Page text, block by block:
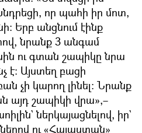
որ պահի իր մոտ,
Երբ անցնում էինք
նրանք 3 անգամ
ու գտան շապիկը նրա
է։ Այստեղ բացի
չի կարող լինել։ Նրանք
այդ շապիկի վրա»,–
ներկայացնելով, իր`
ու «Հայաստան»